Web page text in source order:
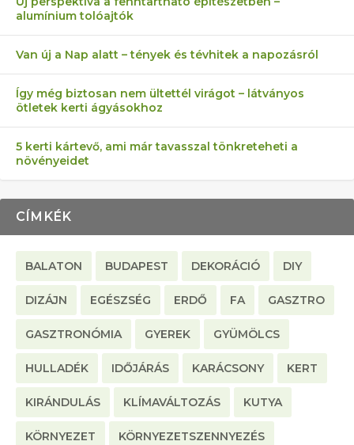
KEZDŐKNEK
ELLEN
TÉRKŐ ÉS MURVA
AZ EGY KÖ…
alumínium tolóajtók
Van új a Nap alatt – tények és tévhitek a napozásról
Így még biztosan nem ültettél virágot – látványos
ötletek kerti ágyásokhoz
5 kerti kártevő, ami már tavasszal tönkreteheti a
növényeidet
CÍMKÉK
BALATON BUDAPEST DEKORÁCIÓ DIY
DIZÁJN EGÉSZSÉG ERDŐ FA GASZTRO
GASZTRONÓMIA GYEREK GYÜMÖLCS
HULLADÉK IDŐJÁRÁS KARÁCSONY KERT
KIRÁNDULÁS KLÍMAVÁLTOZÁS KUTYA
KÖRNYEZET KÖRNYEZETSZENNYEZÉS